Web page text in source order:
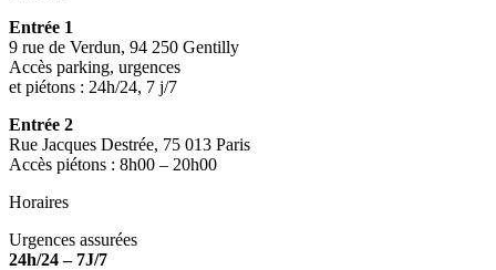
Entrée 1
9 rue de Verdun, 94 250 Gentilly
Accès parking, urgences
et piétons : 24h/24, 7 j/7
Entrée 2
Rue Jacques Destrée, 75 013 Paris
Accès piétons : 8h00 – 20h00
Horaires
Urgences assurées
24h/24 – 7J/7